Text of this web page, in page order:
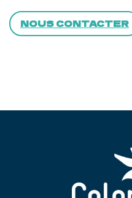
NOUS CONTACTER